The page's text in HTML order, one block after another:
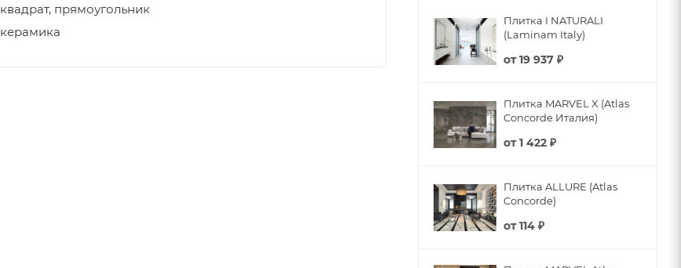
квадрат, прямоугольник
керамика
Плитка I NATURALI
(Laminam Italy)
от19 937 ₽
Плитка MARVEL X (Atlas
Concorde Италия)
от1 422 ₽
Плитка ALLURE (Atlas
Concorde)
от114 ₽